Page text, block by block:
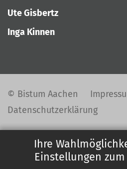
Ihre
Einstellungen
Ute Gisbertz
Inga Kinnen
© Bistum Aachen
Datenschutzerklärung